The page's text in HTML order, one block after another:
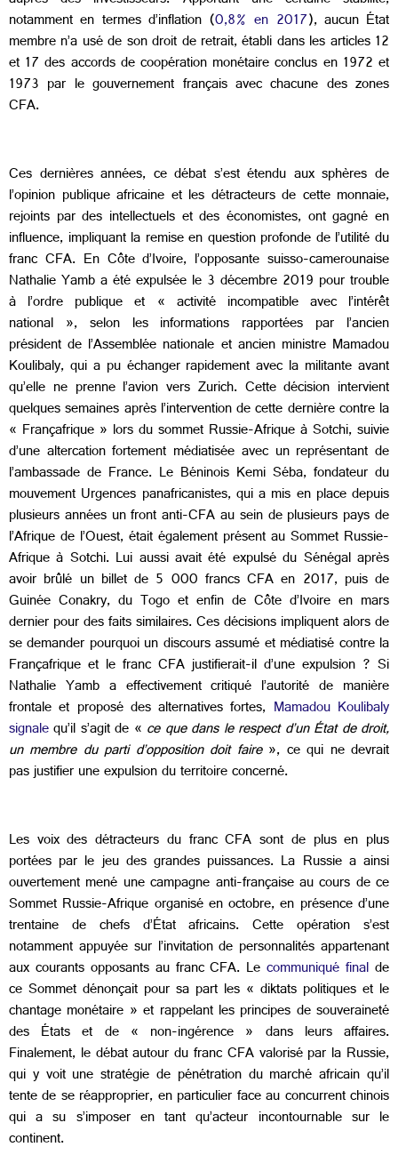
notamment en termes d’inflation (0,8% en 2017), aucun État
membre n’a usé de son droit de retrait, établi dans les articles 12
et 17 des accords de coopération monétaire conclus en 1972 et
1973 par le gouvernement français avec chacune des zones
CFA.
Ces dernières années, ce débat s’est étendu aux sphères de
l’opinion publique africaine et les détracteurs de cette monnaie,
rejoints par des intellectuels et des économistes, ont gagné en
influence, impliquant la remise en question profonde de l’utilité du
franc CFA. En Côte d’Ivoire, l’opposante suisso-camerounaise
Nathalie Yamb a été expulsée le 3 décembre 2019 pour trouble
à l’ordre publique et « activité incompatible avec l’intérêt
national », selon les informations rapportées par l’ancien
président de l’Assemblée nationale et ancien ministre Mamadou
Koulibaly, qui a pu échanger rapidement avec la militante avant
qu’elle ne prenne l’avion vers Zurich. Cette décision intervient
quelques semaines après l’intervention de cette dernière contre la
« Françafrique » lors du sommet Russie-Afrique à Sotchi, suivie
d’une altercation fortement médiatisée avec un représentant de
l’ambassade de France. Le Béninois Kemi Séba, fondateur du
mouvement Urgences panafricanistes, qui a mis en place depuis
plusieurs années un front anti-CFA au sein de plusieurs pays de
l’Afrique de l’Ouest, était également présent au Sommet Russie-
Afrique à Sotchi. Lui aussi avait été expulsé du Sénégal après
avoir brûlé un billet de 5 000 francs CFA en 2017, puis de
Guinée Conakry, du Togo et enfin de Côte d’Ivoire en mars
dernier pour des faits similaires. Ces décisions impliquent alors de
se demander pourquoi un discours assumé et médiatisé contre la
Françafrique et le franc CFA justifierait-il d’une expulsion ? Si
Nathalie Yamb a effectivement critiqué l’autorité de manière
frontale et proposé des alternatives fortes, Mamadou Koulibaly
signalequ’il s’agit de « ce que dans le respect d’un État de droit,
un membre du parti d’opposition doit faire », ce qui ne devrait
pas justifier une expulsion du territoire concerné.
Les voix des détracteurs du franc CFA sont de plus en plus
portées par le jeu des grandes puissances. La Russie a ainsi
ouvertement mené une campagne anti-française au cours de ce
Sommet Russie-Afrique organisé en octobre, en présence d’une
trentaine de chefs d’État africains. Cette opération s’est
notamment appuyée sur l’invitation de personnalités appartenant
aux courants opposants au franc CFA. Lecommuniqué final de
ce Sommet dénonçait pour sa part les « diktats politiques et le
chantage monétaire » et rappelant les principes de souveraineté
des États et de « non-ingérence » dans leurs affaires.
Finalement, le débat autour du franc CFA valorisé par la Russie,
qui y voit une stratégie de pénétration du marché africain qu’il
tente de se réapproprier, en particulier face au concurrent chinois
qui a su s’imposer en tant qu’acteur incontournable sur le
continent.